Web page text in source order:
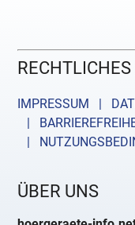
RECHTLICHES
IMPRESSUM |
|
|
ÜBER UNS